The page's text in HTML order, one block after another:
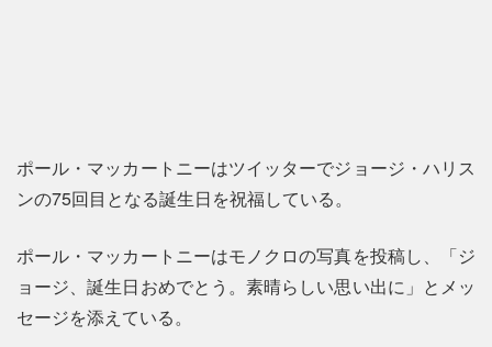
ポール・マッカートニーはツイッターでジョージ・ハリス
ンの75回目となる誕生日を祝福している。
ポール・マッカートニーはモノクロの写真を投稿し、「ジ
ョージ、誕生日おめでとう。素晴らしい思い出に」とメッ
セージを添えている。